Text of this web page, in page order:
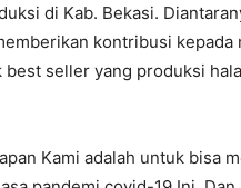
di Kab. Bekasi.
kontribusi kepada
best seller yang produksi
Kami adalah untuk bisa